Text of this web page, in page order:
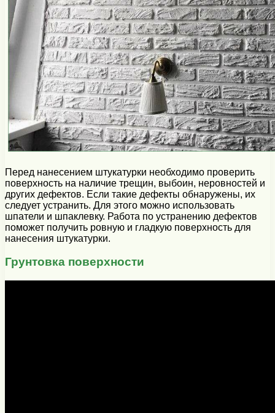
Перед нанесением штукатурки необходимо проверить
поверхность на наличие трещин, выбоин, неровностей и
других дефектов. Если такие дефекты обнаружены, их
следует устранить. Для этого можно использовать
шпатели и шпаклевку. Работа по устранению дефектов
поможет получить ровную и гладкую поверхность для
нанесения штукатурки.
Грунтовка поверхности